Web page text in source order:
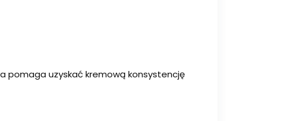
pomaga uzyskać kremową konsystencję